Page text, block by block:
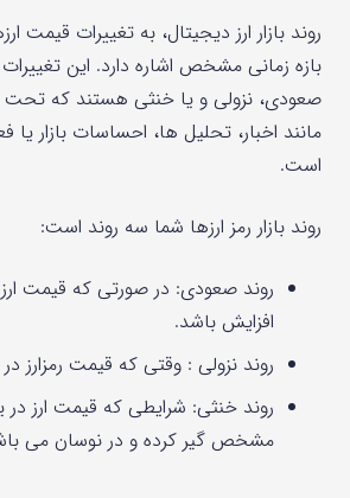
روند بازار ارز دیجیتال، به تغییرات قیمت
بازه زمانی مشخص اشاره دارد. این
صعودی، نزولی و یا خنثی هستند که تحت
مانند اخبار، تحلیل ها، احساسات بازار یا
است.
روند بازار رمز ارزها شما سه روند است:
روند صعودی: در صورتی که قیمت
افزایش باشد.
روند نزولی : وقتی که قیمت
روند خنثی: شرایطی که قیمت ارز
مشخص گیر کرده و در نوسان می